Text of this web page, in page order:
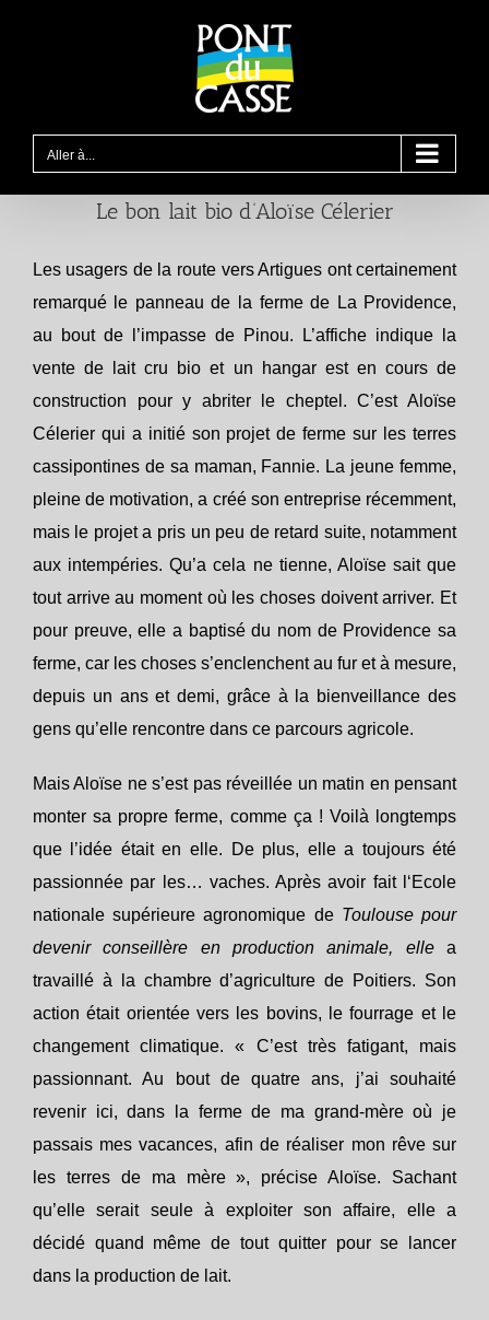
Aller à...
Le bon lait bio d’Aloïse Célerier
Les usagers de la route vers Artigues ont certainement
remarqué le panneau de la ferme de La Providence,
au bout de l’impasse de Pinou. L’affiche indique la
vente de lait cru bio et un hangar est en cours de
construction pour y abriter le cheptel. C’est Aloïse
Célerier qui a initié son projet de ferme sur les terres
cassipontines de sa maman, Fannie. La jeune femme,
pleine de motivation, a créé son entreprise récemment,
mais le projet a pris un peu de retard suite, notamment
aux intempéries. Qu’a cela ne tienne, Aloïse sait que
tout arrive au moment où les choses doivent arriver. Et
pour preuve, elle a baptisé du nom de Providence sa
ferme, car les choses s’enclenchent au fur et à mesure,
depuis un ans et demi, grâce à la bienveillance des
gens qu’elle rencontre dans ce parcours agricole.
Mais Aloïse ne s’est pas réveillée un matin en pensant
monter sa propre ferme, comme ça ! Voilà longtemps
que l’idée était en elle. De plus, elle a toujours été
passionnée par les… vaches. Après avoir fait l ‘Ecole
nationale supérieure agronomique de Toulouse pour
devenir conseillère en production animale, ellea
travaillé à la chambre d’agriculture de Poitiers. Son
action était orientée vers les bovins, le fourrage et le
changement climatique. « C’est très fatigant, mais
passionnant. Au bout de quatre ans, j’ai souhaité
revenir ici, dans la ferme de ma grand-mère où je
passais mes vacances, afin de réaliser mon rêve sur
les terres de ma mère », précise Aloïse. Sachant
qu’elle serait seule à exploiter son affaire, elle a
décidé quand même de tout quitter pour se lancer
dans la production de lait.